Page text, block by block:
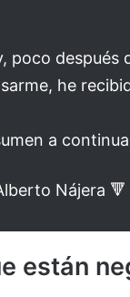
poco después
he
a
Nájera 🔻
están